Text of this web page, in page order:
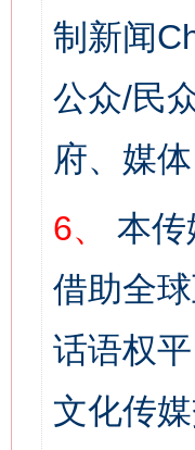
制新闻
公众/民
府、媒
6、
本传
借助全
话语权
文化传